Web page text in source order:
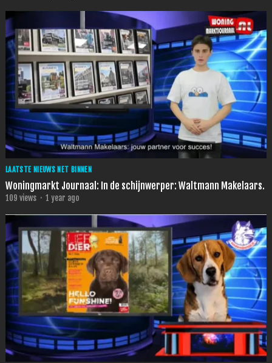
LAATSTE NIEUWS NET BINNEN
Woningmarkt Journaal: In de schijnwerper: Waltmann Makelaars.
109 views · 1 year ago